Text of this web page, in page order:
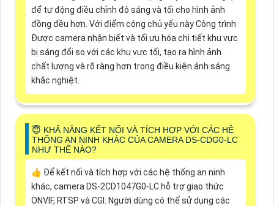
để tự động điều chỉnh độ sáng và tối cho hình ảnh
đồng đều hơn. Với điểm cộng chủ yếu này Công trình
Được camera nhận biết và tối ưu hóa chi tiết khu vực
bị sáng đổi so với các khu vực tối, tạo ra hình ảnh
chất lượng và rõ ràng hơn trong điều kiện ánh sáng
khắc nghiệt.
😇 KHẢ NĂNG KẾT NỐI VÀ TÍCH HỢP VỚI CÁC HỆ
THỐNG AN NINH KHÁC CỦA CAMERA DS-CDG0-LC
NHƯ THẾ NÀO?
👍 Để kết nối và tích hợp với các hệ thống an ninh
khác, camera DS-2CD1047G0-LC hỗ trợ giao thức
ONVIF, RTSP và CGI. Người dùng có thể sử dụng các